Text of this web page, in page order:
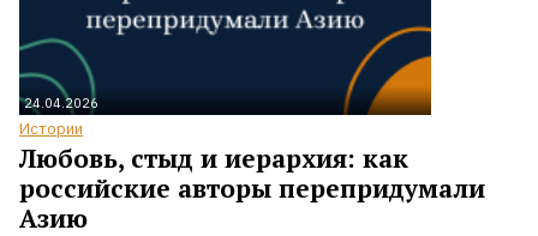
24.04.2026
Истории
Любовь, стыд и иерархия: как
российские авторы перепридумали
Азию